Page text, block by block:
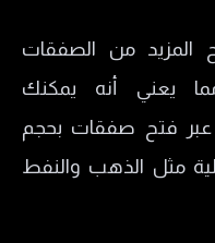
المزيد من الصفقات
مما يعني أنه يمكنك
عبر فتح صفقات بحجم
مثل الذهب والنفط